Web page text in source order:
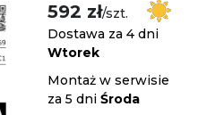
592 zł/szt.
Dostawa za 4 dni
Wtorek
Montaż w serwisie
za 5 dniŚroda